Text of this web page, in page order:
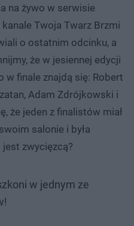
na żywo w serwisie
Twoja Twarz Brzmi
o ostatnim odcinku, a
że w jesiennej edycji
w finale znajdą się: Robert
Adam Zdrójkowski i
że jeden z finalistów miał
salonie i była
zwycięzcą?
w jednym ze